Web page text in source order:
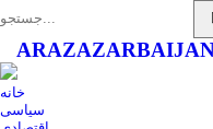
ARAZ
خانه
سیاسی